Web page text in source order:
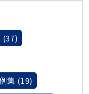
(37)
集 (19)